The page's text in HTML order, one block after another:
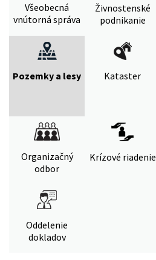
Všeobecná
vnútorná správa
Živnostenské
podnikanie
Pozemky a lesy Kataster
Organizačný
odbor
Krízové riadenie
Oddelenie
dokladov